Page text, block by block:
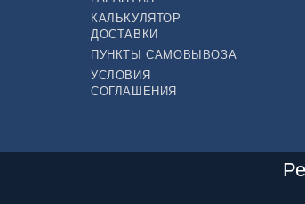
КАЛЬКУЛЯТОР
ДОСТАВКИ
ПУНКТЫ САМОВЫВОЗА
УСЛОВИЯ
СОГЛАШЕНИЯ